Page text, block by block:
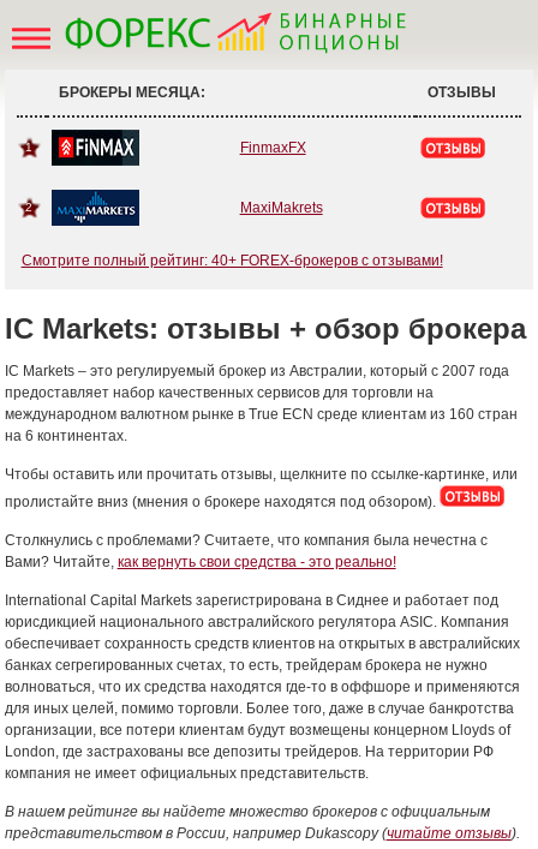
БРОКЕРЫ МЕСЯЦА: ОТЗЫВЫ
1 FinmaxFX
2 MaxiMakrets
Смотрите полный рейтинг: 40+ FOREX-брокеров с отзывами!
IC Markets: отзывы + обзор брокера
IC Markets – это регулируемый брокер из Австралии, который с 2007 года
предоставляет набор качественных сервисов для торговли на
международном валютном рынке в True ECN среде клиентам из 160 стран
на 6 континентах.
Чтобы оставить или прочитать отзывы, щелкните по ссылке-картинке, или
пролистайте вниз (мнения о брокере находятся под обзором).
Столкнулись с проблемами? Считаете, что компания была нечестна с
Вами? Читайте, как вернуть свои средства - это реально!
International Capital Markets зарегистрирована в Сиднее и работает под
юрисдикцией национального австралийского регулятора ASIC. Компания
обеспечивает сохранность средств клиентов на открытых в австралийских
банках сегрегированных счетах, то есть, трейдерам брокера не нужно
волноваться, что их средства находятся где-то в оффшоре и применяются
для иных целей, помимо торговли. Более того, даже в случае банкротства
организации, все потери клиентам будут возмещены концерном Lloyds of
London, где застрахованы все депозиты трейдеров. На территории РФ
компания не имеет официальных представительств.
В нашем рейтинге вы найдете множество брокеров с официальным
представительством в России, например Dukascopy (читайте отзывы).